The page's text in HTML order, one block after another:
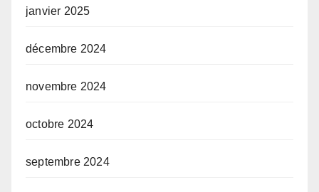
janvier 2025
décembre 2024
novembre 2024
octobre 2024
septembre 2024